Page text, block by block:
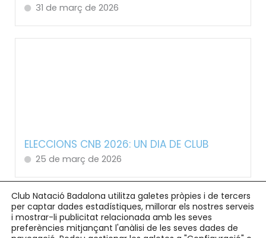
31 de març de 2026
ELECCIONS CNB 2026: UN DIA DE CLUB
25 de març de 2026
Club Natació Badalona utilitza galetes pròpies i de tercers
per captar dades estadístiques, millorar els nostres serveis
i mostrar-li publicitat relacionada amb les seves
preferències mitjançant l'anàlisi de les seves dades de